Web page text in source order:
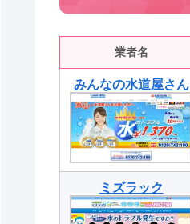
業者名
みんなの水道屋さん
ミズラック